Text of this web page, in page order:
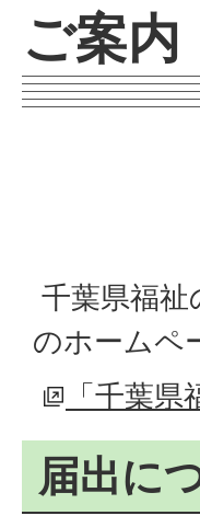
ご案内
千葉県福
のホームペ
「千葉
届出に